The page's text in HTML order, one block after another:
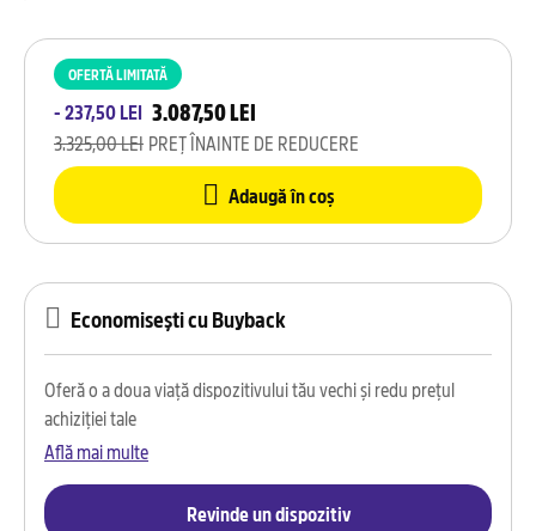
OFERTĂ LIMITATĂ
- 237,50 LEI 3.087,50 LEI
PREȚ ÎNAINTE DE REDUCERE
3.325,00 LEI
Adaugă în coș
Economisești cu Buyback
Oferă o a doua viață dispozitivului tău vechi și redu prețul
achiziției tale
Află mai multe
Revinde un dispozitiv